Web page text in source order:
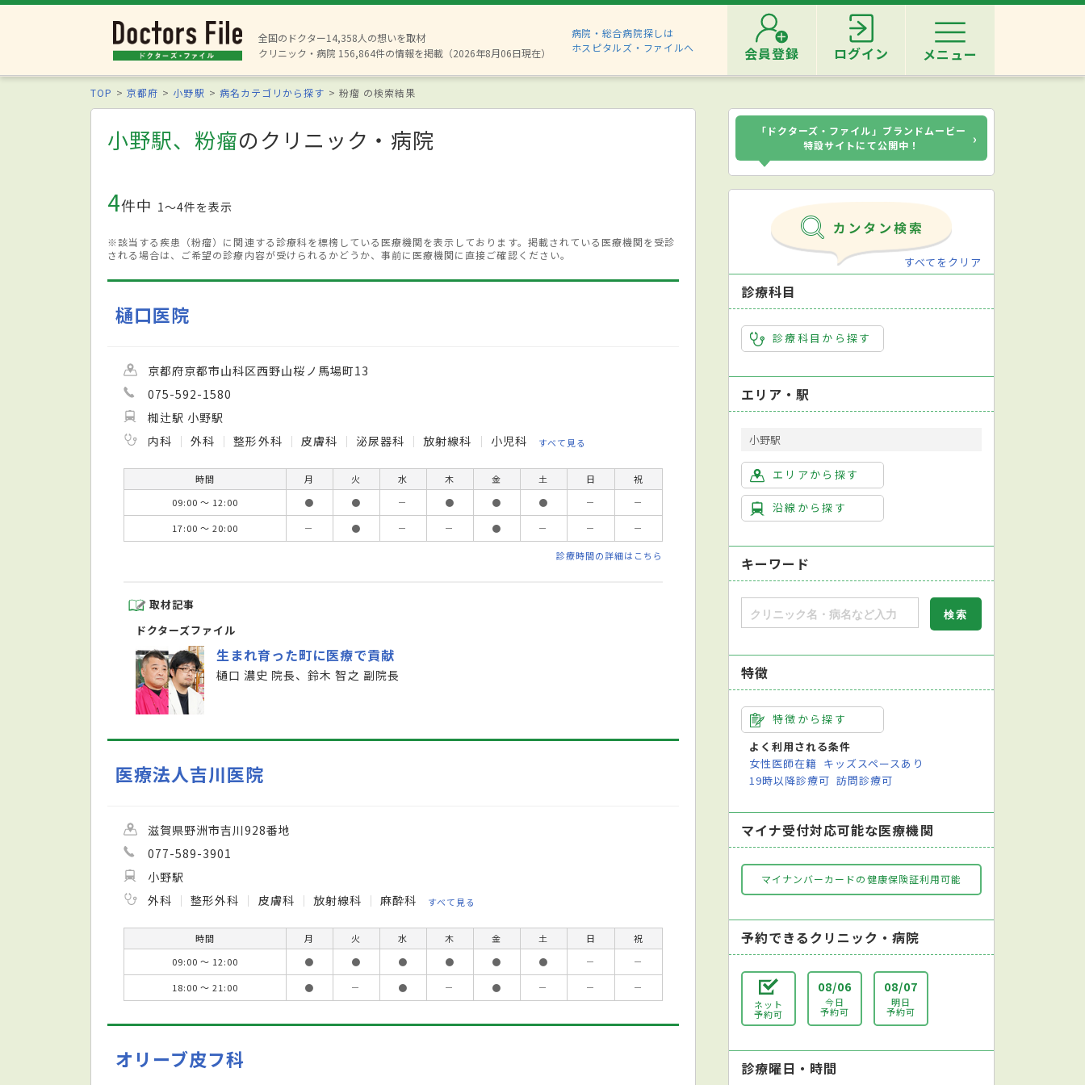
全国のドクター14,358人の想いを取材
クリニック・病院 156,864件の情報を掲載（2026年8月06日現在）
病院・総合病院探しは
ホスピタルズ・ファイルへ
会員登録 ログイン メニュー
TOP 京都府 小野駅 病名カテゴリから探す 粉瘤 の検索結果
小野駅、粉瘤のクリニック・病院
4件中 1〜4件を表示
※該当する疾患（粉瘤）に関連する診療科を標榜している医療機関を表示しております。掲載されている医療機関を受診
される場合は、ご希望の診療内容が受けられるかどうか、事前に医療機関に直接ご確認ください。
樋口医院
京都府京都市山科区西野山桜ノ馬場町13
075-592-1580
椥辻駅 小野駅
内科
外科 整形外科 皮膚科 泌尿器科 放射線科 小児科 すべて見る
時間 月 火 水 木 金 土 日
祝
09:00 ～ 12:00
● ● － ● ● ● －
－
17:00 ～ 20:00
－ ● － － ● － － －
診療時間の詳細はこちら
取材記事
ドクターズファイル
生まれ育った町に医療で貢献
樋口 濃史 院長、鈴木 智之 副院長
医療法人吉川医院
滋賀県野洲市吉川928番地
077-589-3901
小野駅
外科
整形外科 皮膚科 放射線科 麻酔科 すべて見る
時間 月 火 水 木 金 土 日
祝
09:00 ～ 12:00
● ● ● ● ● ● －
－
18:00 ～ 21:00
● － ● － ● － － －
オリーブ皮フ科
「ドクターズ・ファイル」ブランドムービー
特設サイトにて公開中！
›
すべてをクリア
診療科目
診療科目から探す
エリア・駅
小野駅
エリアから探す
沿線から探す
キーワード
特徴
特徴から探す
よく利用される条件
女性医師在籍 キッズスペースあり
19時以降診療可 訪問診療可
マイナ受付対応可能な医療機関
マイナンバーカードの健康保険証利用可能
予約できるクリニック・病院
ネット
予約可
08/06
今日
予約可
08/07
明日
予約可
診療曜日・時間